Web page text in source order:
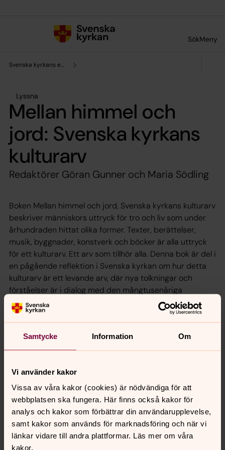
Samtycke Information Om
Vi använder kakor
Vissa av våra kakor (cookies) är nödvändiga för att
webbplatsen ska fungera. Här finns också kakor för
analys och kakor som förbättrar din användarupplevelse,
samt kakor som används för marknadsföring och när vi
länkar vidare till andra plattformar. Läs mer om våra
kakor.
SökMeny
Svenska kyrkans enhet för forskning och analys
Lyssna
Mellan himmel och
jord: Svenska kyrkans
kulturarv
Redaktörer Göran Gunner och Maria Södling
Boken Mellan himmel och jord, Svenska kyrkans kulturarv
beskriver människors uttryck för tro och liv som under
århundraden hittat olika former. Texter, berättelser,
musik, byggnader, konstverk och böcker är alla uttryck
för ett kulturarv. Ett arv som tillhör alla. Denna bok är del i
en pågående reflektion i Svenska kyrkan om hur detta
kulturarv är ett levande arv, där nya tolkningar och
förståelser är i dialog med den mångtusenåriga
historien.
Gunner, Göran & Södling, Maria (red.),Mellan himmel och
jord: Svenska kyrkans kulturarv inför framtiden , Verbum,
Senast ändrad 6 oktober 2022
Dela